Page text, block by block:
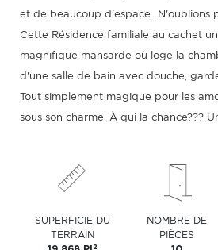
et de beaucoup d'espace...N'oublions
Cette Résidence familiale au cachet
magnifique mansarde où loge la
d'une salle de bain avec douche,
Tout simplement magique pour les
sous son charme. À qui la chance???
SUPERFICIE DU
TERRAIN
2
NOMBRE DE
PIÈCES